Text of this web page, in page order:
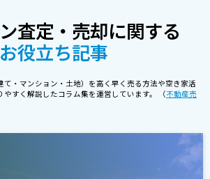
査定・売却に関する
お役立ち記事
て・マンション・土地）を高く早く売る方法や空き家活
すく解説したコラム集を運営しています。 （不動産売